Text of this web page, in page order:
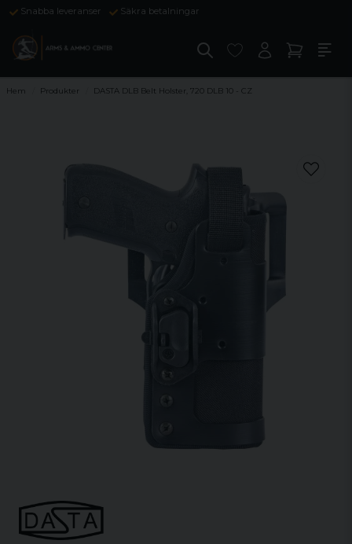
Snabba leveranser Säkra betalningar
Hem Produkter DASTA DLB Belt Holster, 720 DLB 10 - CZ